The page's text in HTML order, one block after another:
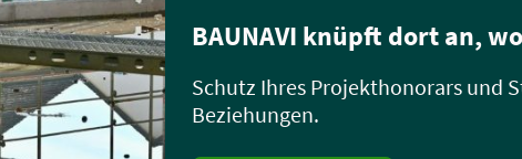
BAUNAVI knüpft dort an,
Schutz Ihres Projekthonorars und
Beziehungen.